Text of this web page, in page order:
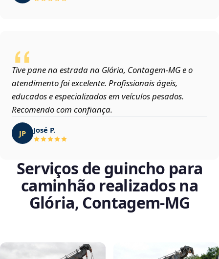
Tive pane na estrada na Glória, Contagem‑MG e o
atendimento foi excelente. Profissionais ágeis,
educados e especializados em veículos pesados.
Recomendo com confiança.
JP José P.
Serviços de guincho para
caminhão realizados na
Glória, Contagem‑MG